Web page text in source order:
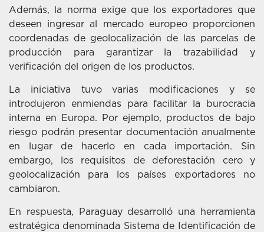
Además, la norma exige que los exportadores que
deseen ingresar al mercado europeo proporcionen
coordenadas de geolocalización de las parcelas de
producción para garantizar la trazabilidad y
verificación del origen de los productos.
La iniciativa tuvo varias modificaciones y se
introdujeron enmiendas para facilitar la burocracia
interna en Europa. Por ejemplo, productos de bajo
riesgo podrán presentar documentación anualmente
en lugar de hacerlo en cada importación. Sin
embargo, los requisitos de deforestación cero y
geolocalización para los países exportadores no
cambiaron.
En respuesta, Paraguay desarrolló una herramienta
estratégica denominada Sistema de Identificación de